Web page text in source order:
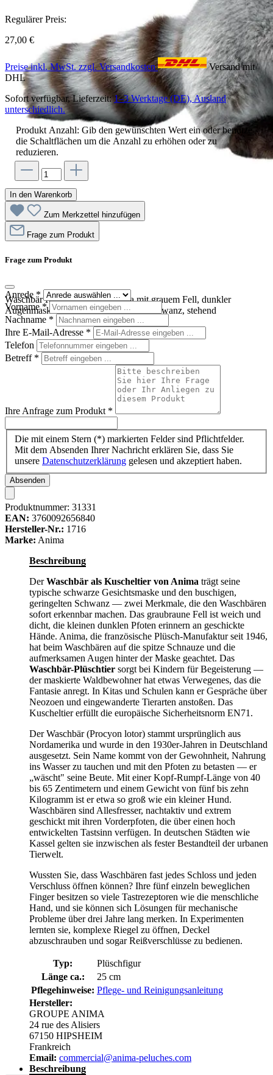
Waschbär Kuscheltier von Anima mit grauem Fell, dunkler
Augenmaske und braun geringeltem Schwanz, stehend
Regulärer Preis:
27,00 €
Preise inkl. MwSt. zzgl. Versandkosten
Versand mit
DHL
Sofort verfügbar, Lieferzeit:1–3 Werktage (DE), Ausland
unterschiedlich.
Produkt Anzahl: Gib den gewünschten Wert ein oder benutze
die Schaltflächen um die Anzahl zu erhöhen oder zu
reduzieren.
In den Warenkorb
Zum Merkzettel hinzufügen
Frage zum Produkt
Frage zum Produkt
Anrede *
Vorname*
Nachname *
Ihre E-Mail-Adresse *
Telefon
Betreff *
Ihre Anfrage zum Produkt *
Die mit einem Stern (*) markierten Felder sind Pflichtfelder.
Mit dem Absenden Ihrer Nachricht erklären Sie, dass Sie
unsere Datenschutzerklärung gelesen und akzeptiert haben.
Absenden
Produktnummer: 31331
EAN: 3760092656840
Hersteller-Nr.: 1716
Marke: Anima
Beschreibung
DerWaschbär als Kuscheltier von Anima trägt seine
typische schwarze Gesichtsmaske und den buschigen,
geringelten Schwanz — zwei Merkmale, die den Waschbären
sofort erkennbar machen. Das graubraune Fell ist weich und
dicht, die kleinen dunklen Pfoten erinnern an geschickte
Hände. Anima, die französische Plüsch-Manufaktur seit 1946,
hat beim Waschbären auf die spitze Schnauze und die
aufmerksamen Augen hinter der Maske geachtet. Das
Waschbär-Plüschtier sorgt bei Kindern für Begeisterung —
der maskierte Waldbewohner hat etwas Verwegenes, das die
Fantasie anregt. In Kitas und Schulen kann er Gespräche über
Neozoen und eingewanderte Tierarten anstoßen. Das
Kuscheltier erfüllt die europäische Sicherheitsnorm EN71.
Der Waschbär (Procyon lotor) stammt ursprünglich aus
Nordamerika und wurde in den 1930er-Jahren in Deutschland
ausgesetzt. Sein Name kommt von der Gewohnheit, Nahrung
ins Wasser zu tauchen und mit den Pfoten zu betasten — er
„wäscht" seine Beute. Mit einer Kopf-Rumpf-Länge von 40
bis 65 Zentimetern und einem Gewicht von fünf bis zehn
Kilogramm ist er etwa so groß wie ein kleiner Hund.
Waschbären sind Allesfresser, nachtaktiv und extrem
geschickt mit ihren Vorderpfoten, die über einen hoch
entwickelten Tastsinn verfügen. In deutschen Städten wie
Kassel gelten sie inzwischen als fester Bestandteil der urbanen
Tierwelt.
Wussten Sie, dass Waschbären fast jedes Schloss und jeden
Verschluss öffnen können? Ihre fünf einzeln beweglichen
Finger besitzen so viele Tastrezeptoren wie die menschliche
Hand, und sie können sich Lösungen für mechanische
Probleme über drei Jahre lang merken. In Experimenten
lernten sie, komplexe Riegel zu öffnen, Deckel
abzuschrauben und sogar Reißverschlüsse zu bedienen.
Typ:
Plüschfigur
Länge ca.:
25 cm
Pflegehinweise: Pflege- und Reinigungsanleitung
Hersteller:
GROUPE ANIMA
24 rue des Alisiers
67150 HIPSHEIM
Frankreich
Email: commercial@anima-peluches.com
Beschreibung